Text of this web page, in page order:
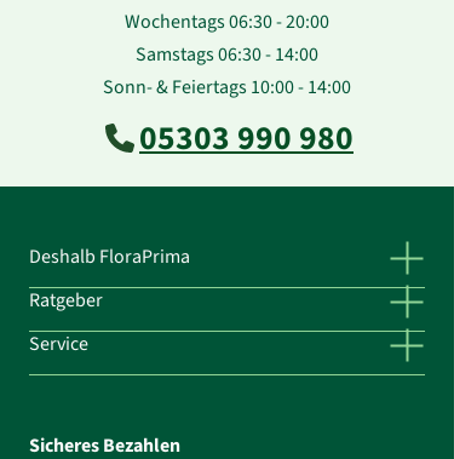
Wochentags 06:30 - 20:00
Samstags 06:30 - 14:00
Sonn- & Feiertags 10:00 - 14:00
05303 990 980
Deshalb FloraPrima
Ratgeber
Service
Sicheres Bezahlen